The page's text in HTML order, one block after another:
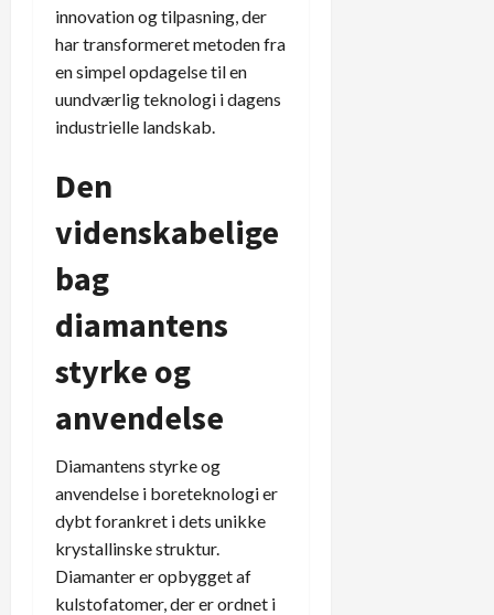
innovation og tilpasning, der
har transformeret metoden fra
en simpel opdagelse til en
uundværlig teknologi i dagens
industrielle landskab.
Den
videnskabelige
bag
diamantens
styrke og
anvendelse
Diamantens styrke og
anvendelse i boreteknologi er
dybt forankret i dets unikke
krystallinske struktur.
Diamanter er opbygget af
kulstofatomer, der er ordnet i